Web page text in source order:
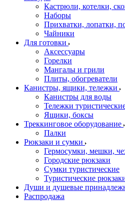
Кастрюли, котелки,
Наборы
Прихватки, лопатки,
Чайники
Для готовки
Аксессуары
Горелки
Мангалы и грили
Плиты, обогреватели
Канистры, ящики, тележки
Канистры для воды
Тележки
Ящики, боксы
Треккинговое оборудование
Палки
Рюкзаки и сумки
Гермосумки, мешки,
Городские рюкзаки
Сумки туристические
Туристические
Души и душевые
Распродажа